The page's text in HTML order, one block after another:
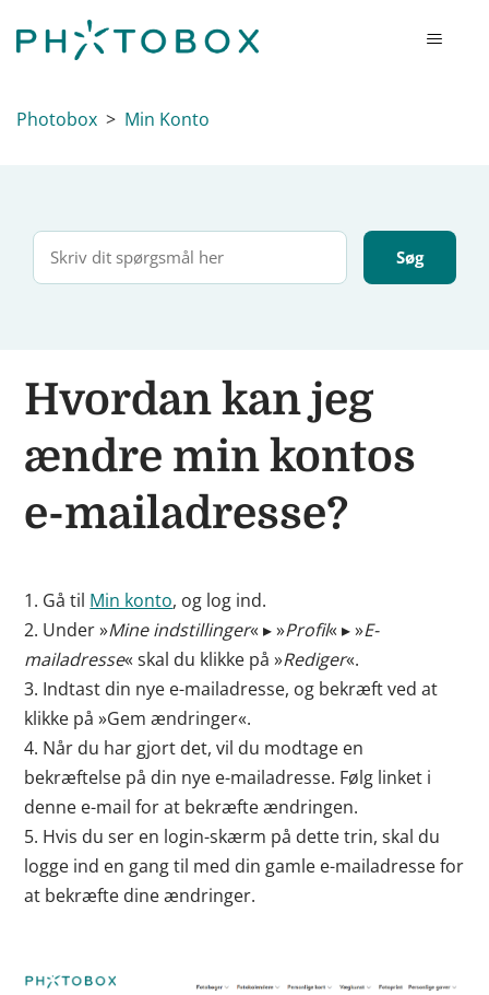
Photobox Min Konto
Hvordan kan jeg
ændre min kontos
e-mailadresse?
1. Gå til Min konto, og log ind.
2. Under »Mine indstillinger« ▸ »Profil« ▸ »E-
mailadresse« skal du klikke på »Rediger«.
3. Indtast din nye e-mailadresse, og bekræft ved at
klikke på »Gem ændringer«.
4. Når du har gjort det, vil du modtage en
bekræftelse på din nye e-mailadresse. Følg linket i
denne e-mail for at bekræfte ændringen.
5. Hvis du ser en login-skærm på dette trin, skal du
logge ind en gang til med din gamle e-mailadresse for
at bekræfte dine ændringer.